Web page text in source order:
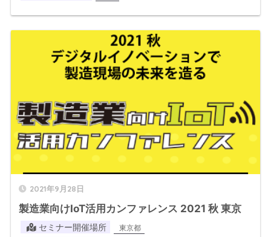
2021年9月28日
製造業向けIoT活用カンファレンス 2021 秋 東京
セミナー開催場所 東京都